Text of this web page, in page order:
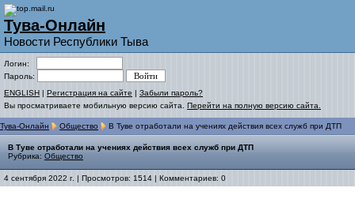
Тува-Онлайн
Новости Республики Тыва
Логин:
Пароль:
ENGLISH | Регистрация на сайте | Забыли пароль?
Вы просматриваете мобильную версию сайта. Перейти на полную версию сайта.
Тува-Онлайн Общество В Туве отработали на учениях действия всех служб при ДТП
В Туве отработали на учениях действия всех служб при ДТП
Рубрика: Общество
4 сентября 2022 г. | Просмотров: 1514 | Комментариев: 0